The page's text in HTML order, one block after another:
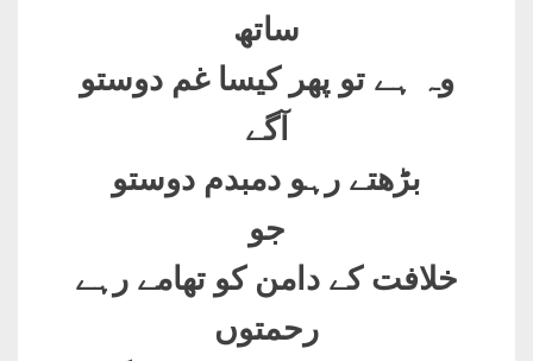
ساتھ
وہ ہے تو پھر کیسا غم دوستو
آگے
بڑھتے رہو دمبدم دوستو
جو
خلافت کے دامن کو تھامے رہے
رحمتوں